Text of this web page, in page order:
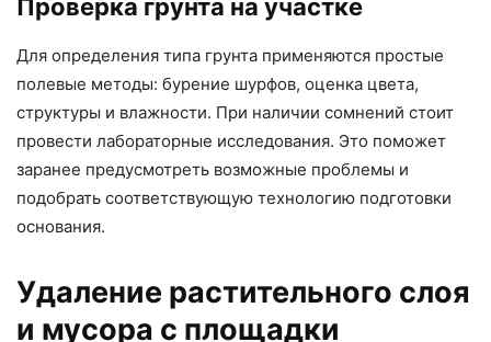
Проверка грунта на участке
Для определения типа грунта применяются простые
полевые методы: бурение шурфов, оценка цвета,
структуры и влажности. При наличии сомнений стоит
провести лабораторные исследования. Это поможет
заранее предусмотреть возможные проблемы и
подобрать соответствующую технологию подготовки
основания.
Удаление растительного слоя
и мусора с площадки